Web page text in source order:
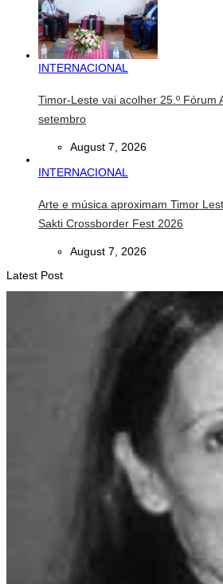
INTERNACIONAL
Timor-Leste vai acolher 25.º Fórum
setembro
August 7, 2026
INTERNACIONAL
Arte e música aproximam Timor
Sakti Crossborder Fest 2026
August 7, 2026
Latest Post